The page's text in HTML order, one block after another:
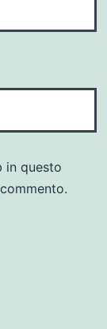
in questo